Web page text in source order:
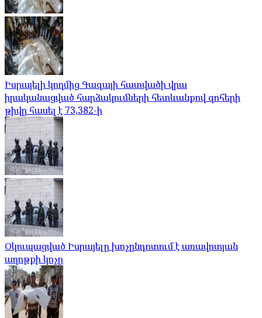
Իսրայելի կողմից Գազայի հատվածի վրա
իրականացված հարձակումների հետևանքով զոհերի
թիվը հասել է 73,382-ի
Օկուպացված Իսրայելը խոչընդոտում է առավոտյան
աղոթքի կոչը